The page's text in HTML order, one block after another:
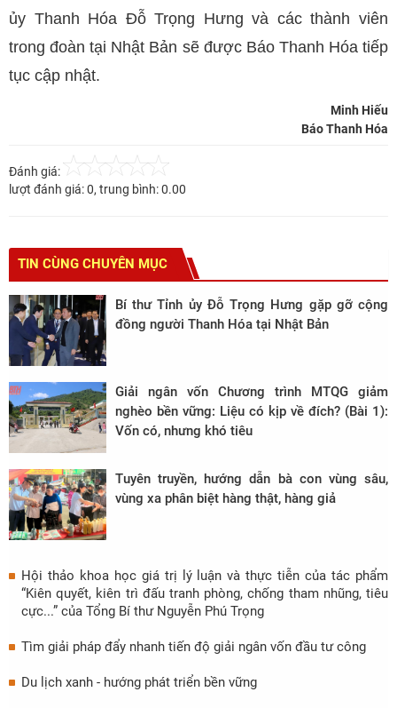
ủy Thanh Hóa Đỗ Trọng Hưng và các thành viên
trong đoàn tại Nhật Bản sẽ được Báo Thanh Hóa tiếp
tục cập nhật.
Minh Hiếu
Báo Thanh Hóa
Đánh giá:
lượt đánh giá:0, trung bình:0.00
TIN CÙNG CHUYÊN MỤC
Bí thư Tỉnh ủy Đỗ Trọng Hưng gặp gỡ cộng
đồng người Thanh Hóa tại Nhật Bản
Giải ngân vốn Chương trình MTQG giảm
nghèo bền vững: Liệu có kịp về đích? (Bài 1):
Vốn có, nhưng khó tiêu
Tuyên truyền, hướng dẫn bà con vùng sâu,
vùng xa phân biệt hàng thật, hàng giả
Hội thảo khoa học giá trị lý luận và thực tiễn của tác phẩm
“Kiên quyết, kiên trì đấu tranh phòng, chống tham nhũng, tiêu
cực...” của Tổng Bí thư Nguyễn Phú Trọng
Tìm giải pháp đẩy nhanh tiến độ giải ngân vốn đầu tư công
Du lịch xanh - hướng phát triển bền vững